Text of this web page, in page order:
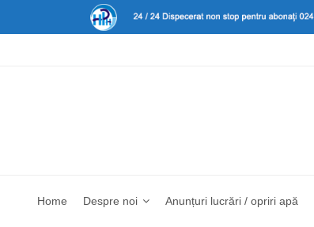
Home Despre noi Anunțuri lucrări / opriri apă